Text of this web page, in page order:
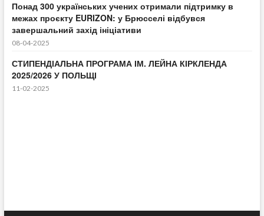
Понад 300 українських учених отримали підтримку в
межах проєкту EURIZON: у Брюсселі відбувся
завершальний захід ініціативи
08-04-2025
СТИПЕНДІАЛЬНА ПРОГРАМА ІМ. ЛЕЙНА КІРКЛЕНДА
2025/2026 У ПОЛЬЩІ
11-02-2025